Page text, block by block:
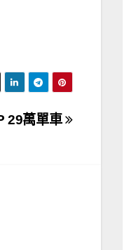
29萬單車